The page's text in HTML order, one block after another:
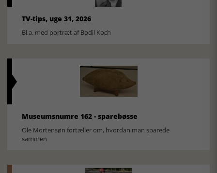
TV-tips, uge 31, 2026
Bl.a. med portræt af Bodil Koch
Museumsnumre 162 - sparebøsse
Ole Mortensøn fortæller om, hvordan man sparede
sammen